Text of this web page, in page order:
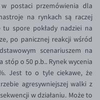
postaci przemówienia dla
na rynkach są raczej
spore pokłady nadziei na
po panicznej reakcji wśród
scenariuszem na
stóp o 50 p.b.. Rynek wycenia
Jest to o tyle ciekawe, że
agresywniejszej walki z
w działaniu. Może to